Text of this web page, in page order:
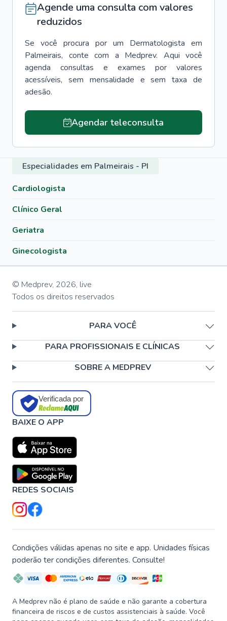
Agende uma consulta com valores
reduzidos
Se você procura por um Dermatologista em
Palmeirais, conte com a Medprev. Aqui você
agenda consultas e exames por valores
acessíveis, sem mensalidade e sem taxa de
adesão.
Agendar teleconsulta
Especialidades em Palmeirais - PI
Cardiologista
Clínico Geral
Geriatra
Ginecologista
© Medprev, 2026, live
Todos os direitos reservados
PARA VOCÊ
PARA PROFISSIONAIS E CLÍNICAS
SOBRE A MEDPREV
Verificada por
BAIXE O APP
REDES SOCIAIS
Condições válidas apenas no site e app. Unidades físicas
poderão ter condições diferentes. Consulte!
A Medprev não é plano de saúde e não garante a cobertura
financeira de riscos e de custos assistenciais à saúde. Você